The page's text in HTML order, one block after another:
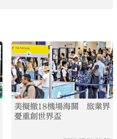
美擬撤18機場海關 旅業界
憂重創世界盃